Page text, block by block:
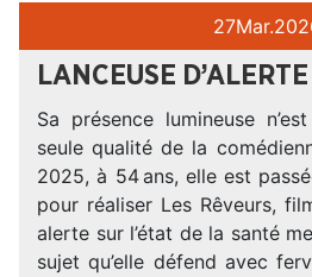
27Mar.
LANCEUSE D’ALERTE
Sa présence lumineuse
seule qualité de la
2025, à 54 ans, elle est
pour réaliser Les Rêveurs,
alerte sur l’état de la santé
sujet qu’elle défend avec